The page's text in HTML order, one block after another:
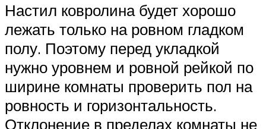
Настил ковролина будет хорошо
лежать только на ровном гладком
полу. Поэтому перед укладкой
нужно уровнем и ровной рейкой по
ширине комнаты проверить пол на
ровность и горизонтальность.
Отклонение в пределах комнаты не